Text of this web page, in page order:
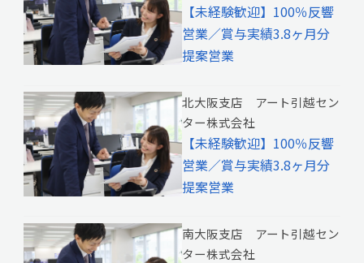
【未経験歓迎】100％反響
営業／賞与実績3.8ヶ月分
提案営業
北大阪支店 アート引越セン
ター株式会社
【未経験歓迎】100％反響
営業／賞与実績3.8ヶ月分
提案営業
南大阪支店 アート引越セン
ター株式会社